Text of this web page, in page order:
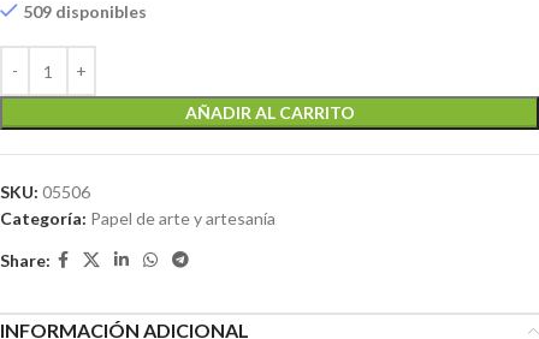
509 disponibles
AÑADIR AL CARRITO
SKU: 05506
Categoría: Papel de arte y artesanía
Share:
INFORMACIÓN ADICIONAL